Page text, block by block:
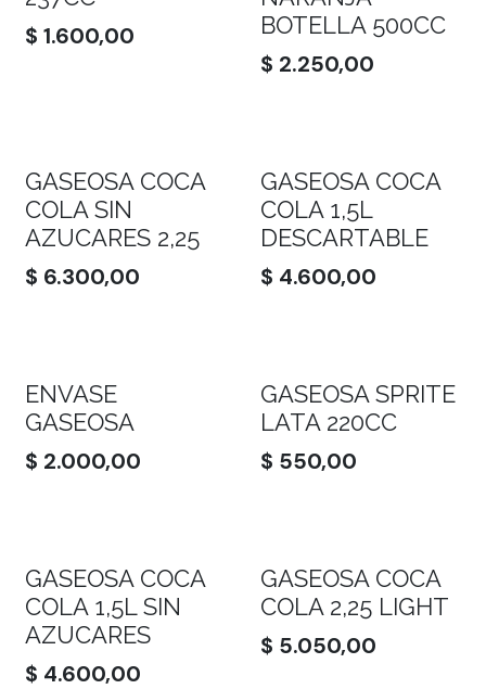
$ 1.600,00
BOTELLA 500CC
$ 2.250,00
GASEOSA COCA
COLA SIN
AZUCARES 2,25
$ 6.300,00
GASEOSA COCA
COLA 1,5L
DESCARTABLE
$ 4.600,00
ENVASE
GASEOSA
$ 2.000,00
GASEOSA SPRITE
LATA 220CC
$ 550,00
GASEOSA COCA
COLA 1,5L SIN
AZUCARES
$ 4.600,00
GASEOSA COCA
COLA 2,25 LIGHT
$ 5.050,00